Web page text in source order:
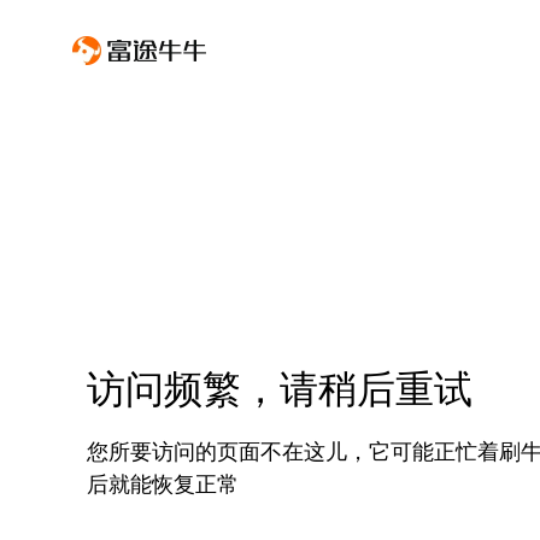
访问频繁，请稍后重试
您所要访问的页面不在这儿，它可能正忙着刷
后就能恢复正常